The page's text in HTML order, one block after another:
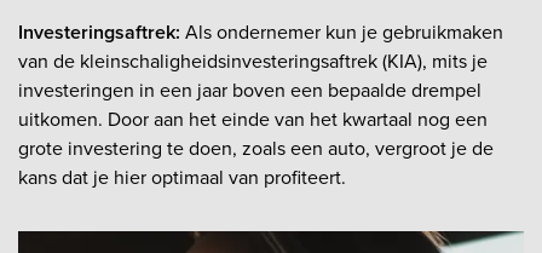
Investeringsaftrek: Als ondernemer kun je gebruikmaken
van de kleinschaligheidsinvesteringsaftrek (KIA), mits je
investeringen in een jaar boven een bepaalde drempel
uitkomen. Door aan het einde van het kwartaal nog een
grote investering te doen, zoals een auto, vergroot je de
kans dat je hier optimaal van profiteert.